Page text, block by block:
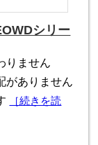
シリー
りません
がありません
［続きを読